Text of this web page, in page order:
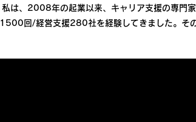
私は、2008年の起業以来、キャリア支援の専門
1500回/経営支援280社を経験してきました。そ